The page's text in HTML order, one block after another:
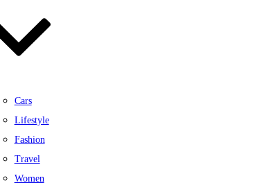
Cars
Lifestyle
Fashion
Travel
Women